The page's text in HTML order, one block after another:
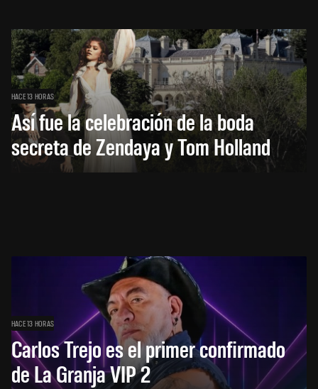
HACE 13 HORAS
Así fue la celebración de la boda
secreta de Zendaya y Tom Holland
HACE 13 HORAS
Carlos Trejo es el primer confirmado
de La Granja VIP 2